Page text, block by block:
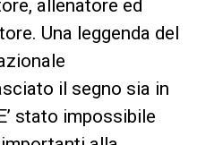
allenatore ed
Una leggenda del
il segno sia in
stato impossibile